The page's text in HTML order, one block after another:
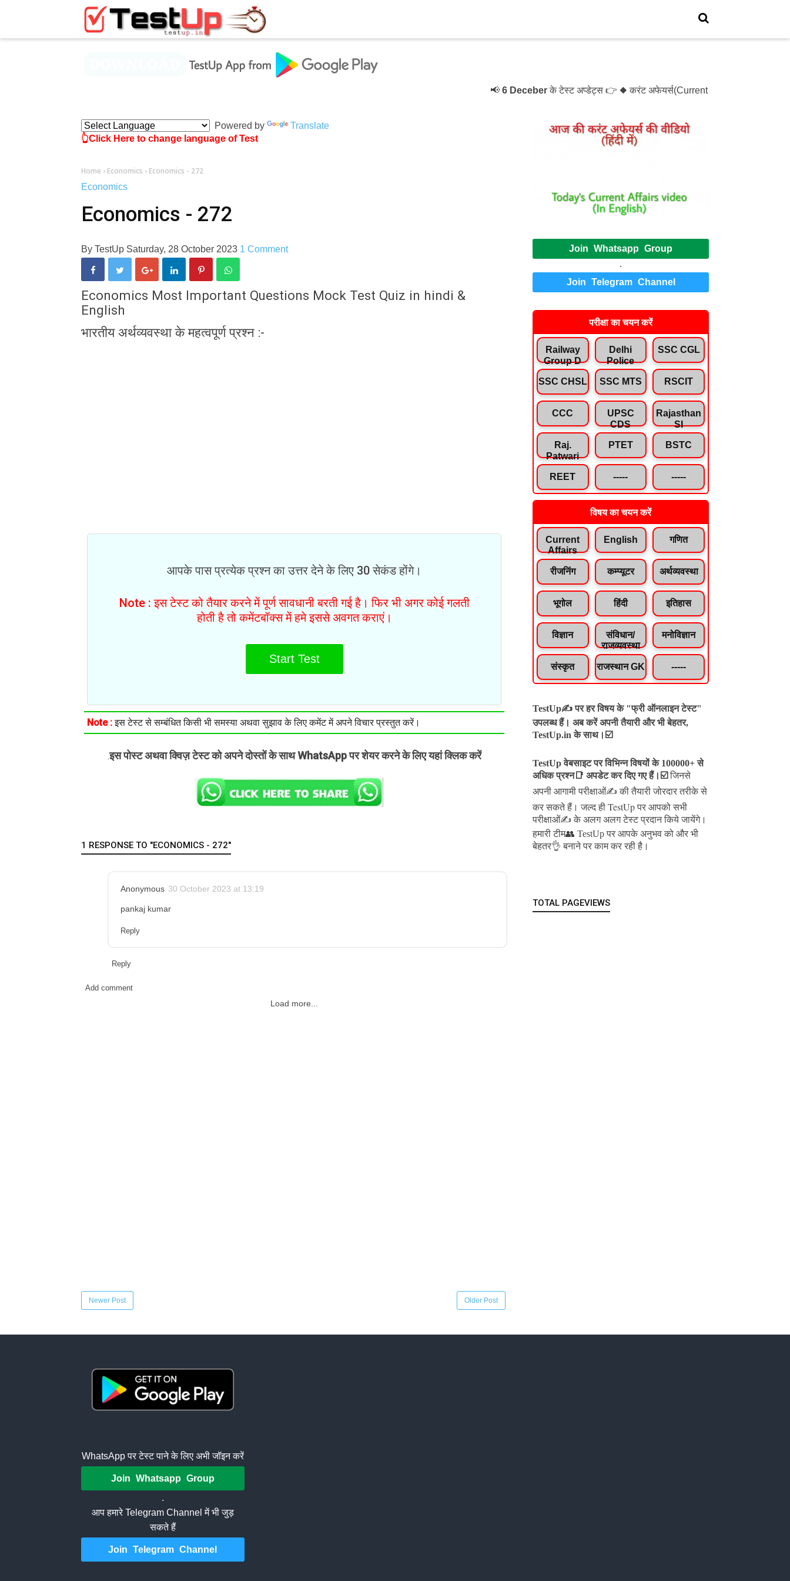
6 Deceberके टेस्ट अप्डेट्स 👉 ◆ करंट अफेयर्स(Current Affairs)- Test- 1214 ◆
Powered by
Translate
👆Click Here to change language of Test
Home › Economics › Economics - 272
Economics
Economics - 272
By TestUp Saturday, 28 October 2023 1 Comment
Economics Most Important Questions Mock Test Quiz in hindi &
English
भारतीय अर्थव्यवस्था के महत्वपूर्ण प्रश्न :-
आपके पास प्रत्येक प्रश्न का उत्तर देने के लिए 30 सेकंड होंगे।
Note : इस टेस्ट को तैयार करने में पूर्ण सावधानी बरती गई है। फिर भी अगर कोई गलती
होती है तो कमेंटबॉक्स में हमे इससे अवगत कराएं।
Start Test
Note :इस टेस्ट से सम्बंधित किसी भी समस्या अथवा सुझाव के लिए कमेंट में अपने विचार प्रस्तुत करें।
.इस पोस्ट अथवा क्विज़ टेस्ट को अपने दोस्तों के साथ WhatsApp पर शेयर करने के लिए यहां क्लिक करें
1 RESPONSE TO "ECONOMICS - 272"
Anonymous 30 October 2023 at 13:19
pankaj kumar
Reply
Reply
Add comment
Load more...
Newer Post Older Post
Join Whatsapp Group
.
Join Telegram Channel
परीक्षा का चयन करें
Railway
Group D
Delhi
Police
SSC CGL
SSC CHSL SSC MTS RSCIT
CCC
UPSC
CDS
Rajasthan
SI
Raj.
Patwari
PTET BSTC
REET ----- -----
विषय का चयन करें
Current
Affairs
English गणित
रीजनिंग कम्प्यूटर अर्थव्यवस्था
भूगोल हिंदी इतिहास
विज्ञान
संविधान/
राजव्यवस्था
मनोविज्ञान
संस्कृत राजस्थान GK -----
TestUp✍️ पर हर विषय के "फ्री ऑनलाइन टेस्ट"
उपलब्ध हैं। अब करें अपनी तैयारी और भी बेहतर,
TestUp.in के साथ।☑️
TestUp वेबसाइट पर विभिन्न विषयों के 100000+ से
अधिक प्रश्न📑 अपडेट कर दिए गए हैं। ☑️ जिनसे
अपनी आगामी परीक्षाओं✍️ की तैयारी जोरदार तरीके से
कर सकते हैं।जल्द ही TestUp पर आपको सभी
परीक्षाओं✍️ के अलग अलग टेस्ट प्रदान किये जायेंगे।
हमारी टीम👥 TestUp पर आपके अनुभव को और भी
बेहतर👌 बनाने पर काम कर रही है।
TOTAL PAGEVIEWS
WhatsApp पर टेस्ट पाने के लिए अभी जॉइन करें
Join Whatsapp Group
.
आप हमारे Telegram Channel में भी जुड़
सकते हैं
Join Telegram Channel